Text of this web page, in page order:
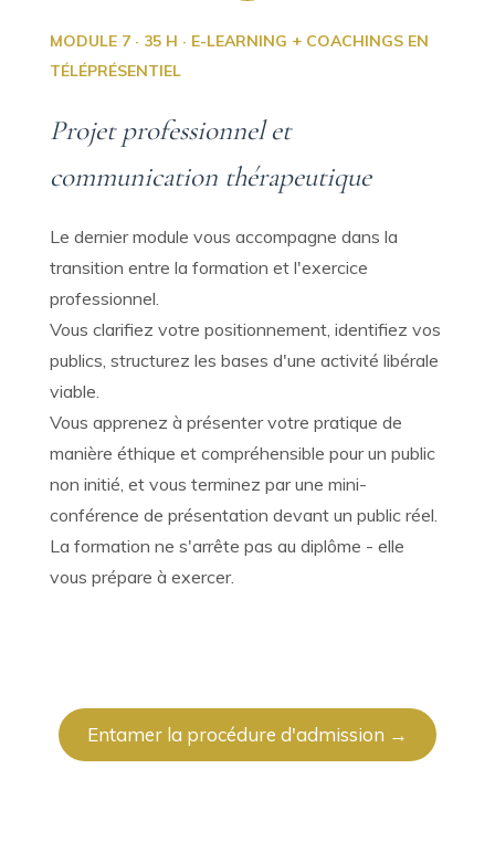
MODULE 7 · 35 H · E-LEARNING + COACHINGS EN
TÉLÉPRÉSENTIEL
Projet professionnel et
communication thérapeutique
Le dernier module vous accompagne dans la
transition entre la formation et l'exercice
professionnel.
Vous clarifiez votre positionnement, identifiez vos
publics, structurez les bases d'une activité libérale
viable.
Vous apprenez à présenter votre pratique de
manière éthique et compréhensible pour un public
non initié, et vous terminez par une mini-
conférence de présentation devant un public réel.
La formation ne s'arrête pas au diplôme - elle
vous prépare à exercer.
Entamer la procédure d'admission →